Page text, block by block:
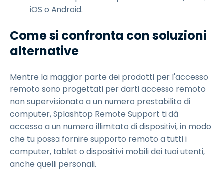
iOS o Android.
Come si confronta con soluzioni
alternative
Mentre la maggior parte dei prodotti per l'accesso
remoto sono progettati per darti accesso remoto
non supervisionato a un numero prestabilito di
computer, Splashtop Remote Support ti dà
accesso a un numero illimitato di dispositivi, in modo
che tu possa fornire supporto remoto a tutti i
computer, tablet o dispositivi mobili dei tuoi utenti,
anche quelli personali.